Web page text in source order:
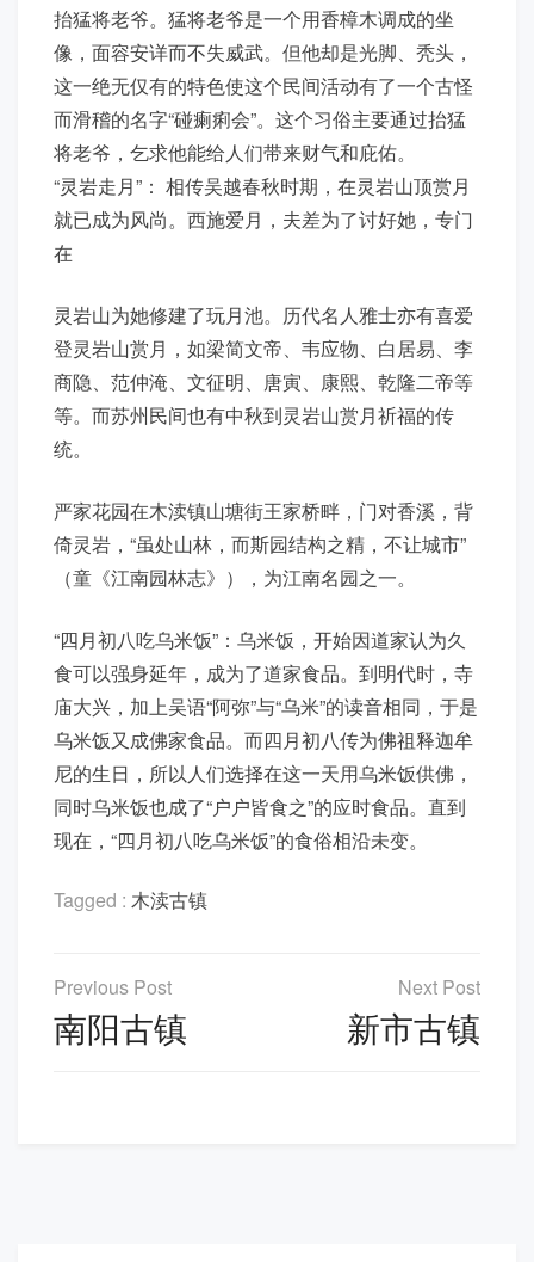
抬猛将老爷。猛将老爷是一个用香樟木调成的坐
像，面容安详而不失威武。但他却是光脚、秃头，
这一绝无仅有的特色使这个民间活动有了一个古怪
而滑稽的名字“碰瘌痢会”。这个习俗主要通过抬猛
将老爷，乞求他能给人们带来财气和庇佑。
“灵岩走月”： 相传吴越春秋时期，在灵岩山顶赏月
就已成为风尚。西施爱月，夫差为了讨好她，专门
在
灵岩山为她修建了玩月池。历代名人雅士亦有喜爱
登灵岩山赏月，如梁简文帝、韦应物、白居易、李
商隐、范仲淹、文征明、唐寅、康熙、乾隆二帝等
等。而苏州民间也有中秋到灵岩山赏月祈福的传
统。
严家花园在木渎镇山塘街王家桥畔，门对香溪，背
倚灵岩，“虽处山林，而斯园结构之精，不让城市”
（童《江南园林志》），为江南名园之一。
“四月初八吃乌米饭”：乌米饭，开始因道家认为久
食可以强身延年，成为了道家食品。到明代时，寺
庙大兴，加上吴语“阿弥”与“乌米”的读音相同，于是
乌米饭又成佛家食品。而四月初八传为佛祖释迦牟
尼的生日，所以人们选择在这一天用乌米饭供佛，
同时乌米饭也成了“户户皆食之”的应时食品。直到
现在，“四月初八吃乌米饭”的食俗相沿未变。
Tagged : 木渎古镇
文
章
导
南阳古镇 新市古镇